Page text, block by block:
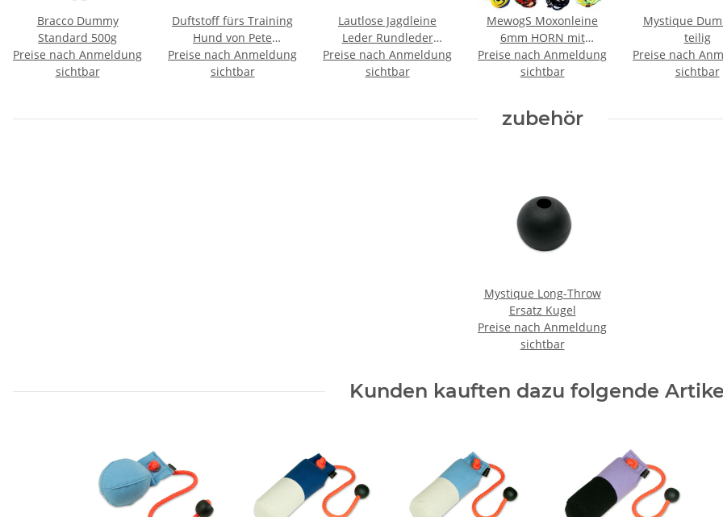
Bracco Dummy
Standard 500g
Preise nach Anmeldung
sichtbar
Duftstoff fürs Training
Hund von Pete
Rickard's
Preise nach Anmeldung
sichtbar
Lautlose Jagdleine
Leder Rundleder
Retrieverleine Leine
6mm ca. 280cm
Preise nach Anmeldung
sichtbar
MewogS Moxonleine
6mm HORN mit
Zugbegrenzung
Preise nach Anmeldung
sichtbar
Mystique
teilig
Preise nach
sichtbar
zubehör
Mystique Long-Throw
Ersatz Kugel
Preise nach Anmeldung
sichtbar
Kunden kauften dazu folgende